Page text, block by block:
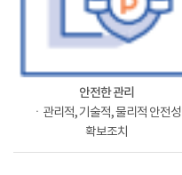
안전한 관리
ㆍ관리적, 기술적, 물리적 안전성
확보조치